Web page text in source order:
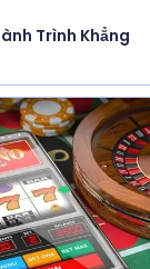
Trình Khẳng